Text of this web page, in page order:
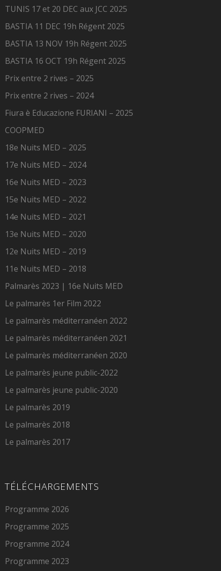
TUNIS 17 et 20 DEC aux JCC 2025
BASTIA 11 DEC 19h Régent 2025
BASTIA 13 NOV 19h Régent 2025
BASTIA 16 OCT 19h Régent 2025
Prix entre 2 rives – 2025
Prix entre 2 rives – 2024
Fiura è Educazione FURIANI – 2025
COOPMED
18e Nuits MED – 2025
17e Nuits MED – 2024
16e Nuits MED – 2023
15e Nuits MED – 2022
14e Nuits MED – 2021
13e Nuits MED – 2020
12e Nuits MED – 2019
11e Nuits MED – 2018
Palmarès 2023 | 16e Nuits MED
Le palmarès 1er Film 2022
Le palmarès méditerranéen 2022
Le palmarès méditerranéen 2021
Le palmarès méditerranéen 2020
Le palmarès jeune public-2022
Le palmarès jeune public-2020
Le palmarès 2019
Le palmarès 2018
Le palmarès 2017
TÉLÉCHARGEMENTS
Programme 2026
Programme 2025
Programme 2024
Programme 2023